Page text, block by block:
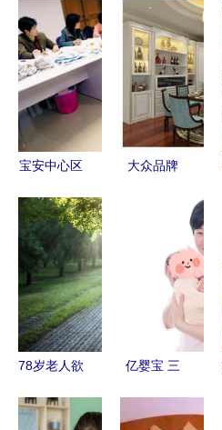
宝安中心区
攻略 专业
更放心
大众品牌
未来市场的
佼佼者？一
位市场观察
者的深度分
析
78岁老人欲
婚，大房子
亿婴宝 三
临，请保姆